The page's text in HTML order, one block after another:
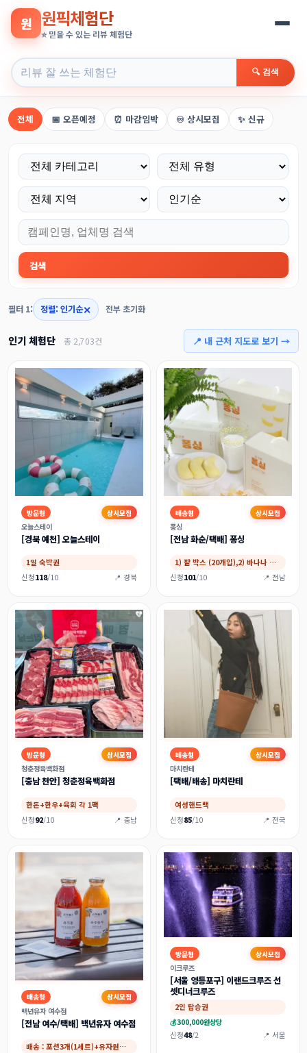
원 원픽체험단
⭐ 믿을 수 있는 리뷰 체험단
🔍 검색
원픽 추천 리뷰 체험단
전체 📅 오픈예정 ⏰ 마감임박 ♾️ 상시모집 ✨ 신규
검색
필터 1: 정렬: 인기순✕ 전부 초기화
인기 체험단 총 2,703건 📍 내 근처 지도로 보기 →
방문형
상시모집
오늘스테이
[경북 예천] 오늘스테이
1일 숙박권
신청118/10 📍 경북
배송형
상시모집
퐁싱
[전남 화순/택배] 퐁싱
1) 팥 박스 (20개입),2) 바나나 박스…
신청101/10 📍 전남
방문형
상시모집
청춘정육백화점
[충남 천안] 청춘정육백화점
한돈+한우+육회 각 1팩
신청92/10 📍 충남
배송형
상시모집
마치란테
[택배/배송] 마치란테
여성핸드백
신청85/10 📍 전국
배송형
상시모집
백년유자 여수점
[전남 여수/택배] 백년유자 여수점
배송 : 포션3개(1세트)+유자원액1병,방문…
방문형
상시모집
이크루즈
[서울 영등포구] 이랜드크루즈 선
셋디너크루즈
2인 탑승권
💰300,000원상당
신청48/2 📍 서울